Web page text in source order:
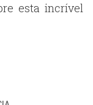
esta incrível